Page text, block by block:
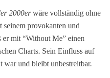
2000erwäre vollständig ohne
provokanten und
er mit “Without Me” einen
Charts. Sein Einfluss auf
und bleibt unbestreitbar.